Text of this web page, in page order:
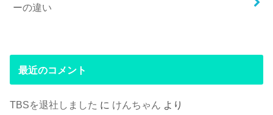
ーの違い
最近のコメント
TBSを退社しました に けんちゃん より